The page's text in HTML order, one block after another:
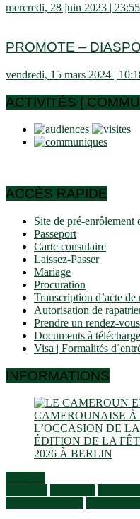
mercredi, 28 juin 2023 |
PROMOTE –
vendredi, 15 mars 2024 |
ACTIVITÉS |
ACCÈS RAPIDE
Site de pré-enrôlement
Passeport
Carte consulaire
Laissez-Passer
Mariage
Procuration
Transcription d’acte de
Autorisation de
Prendre un rendez-vous
Documents à
Visa | Formalités
INFORMATIONS